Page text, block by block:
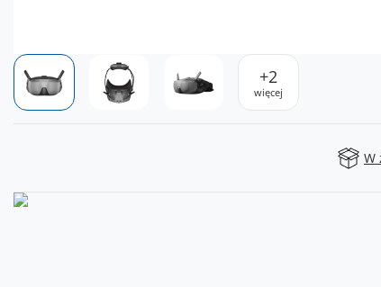
+2
więcej
W